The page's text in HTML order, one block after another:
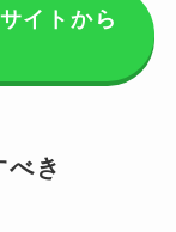
イトから
き